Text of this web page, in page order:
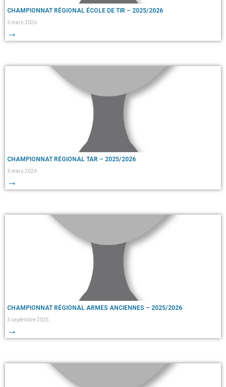
CHAMPIONNAT RÉGIONAL ÉCOLE DE TIR – 2025/2026
3 mars 2026
→
CHAMPIONNAT RÉGIONAL TAR – 2025/2026
3 mars 2026
→
CHAMPIONNAT RÉGIONAL ARMES ANCIENNES – 2025/2026
3 septembre 2025
→